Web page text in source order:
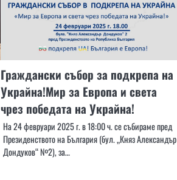
Граждански събор за подкрепа на
Украйна!Мир за Европа и света
чрез победата на Украйна!
На 24 февруари 2025 г. в 18:00 ч. се събираме пред
Президенството на България (бул. „Княз Александър
Дондуков“ №2), за…